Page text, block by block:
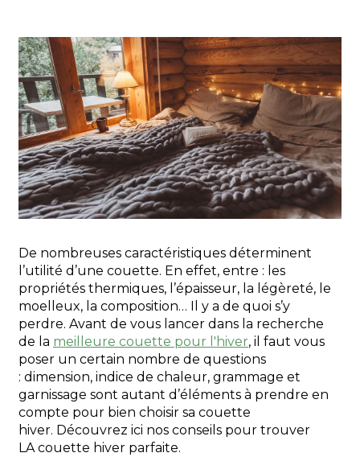
De nombreuses caractéristiques déterminent
l’utilité d’une couette. En effet, entre : les
propriétés thermiques, l’épaisseur, la légèreté, le
moelleux, la composition… Il y a de quoi s’y
perdre. Avant de vous lancer dans la recherche
de la meilleure couette pour l'hiver, il faut vous
poser un certain nombre de questions
: dimension, indice de chaleur, grammage et
garnissage sont autant d’éléments à prendre en
compte pour bien choisir sa couette
hiver. Découvrez ici nos conseils pour trouver
LA couette hiver parfaite.